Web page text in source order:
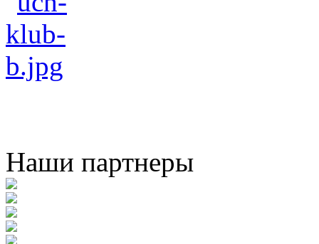
Наши партнеры